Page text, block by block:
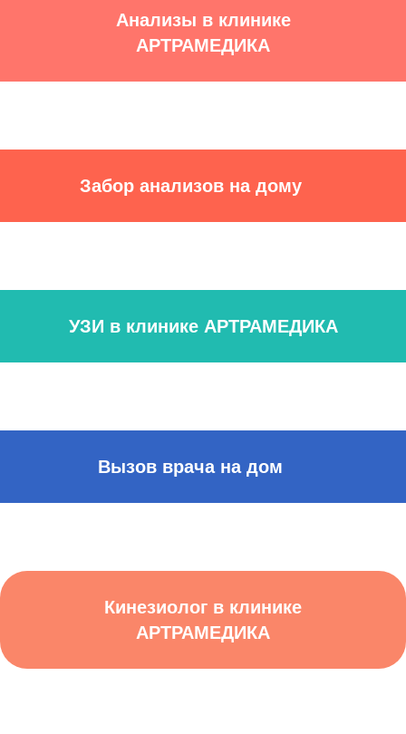
Анализы в клинике
АРТРАМЕДИКА
Забор анализов на дому
УЗИ в клинике АРТРАМЕДИКА
Вызов врача на дом
Кинезиолог в клинике
АРТРАМЕДИКА